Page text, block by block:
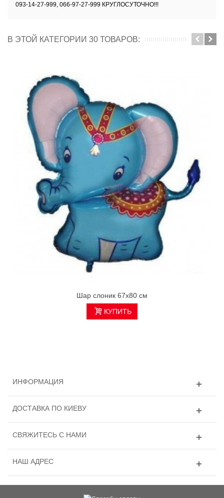
093-14-27-999, 066-97-27-999 КРУГЛОСУТОЧНО!!!
В ЭТОЙ КАТЕГОРИИ 30 ТОВАРОВ:
Шар слоник 67х80 см
КУПИТЬ
ИНФОРМАЦИЯ
ДОСТАВКА ПО КИЕВУ
СВЯЖИТЕСЬ С НАМИ
НАШ АДРЕС